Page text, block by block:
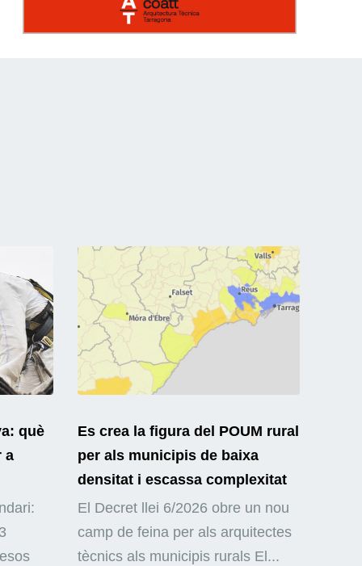
què
a
Es crea la figura del POUM rural
per als municipis de baixa
densitat i escassa complexitat
El Decret llei 6/2026 obre un nou
camp de feina per als arquitectes
tècnics als municipis rurals El...